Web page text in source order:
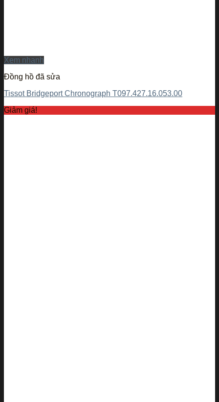
Xem nhanh
Đồng hồ đã sửa
Tissot Bridgeport Chronograph T097.427.16.053.00
Giảm giá!